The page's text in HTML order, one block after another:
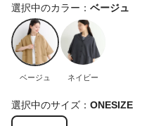
選択中のカラー： ベージュ
ベージュ ネイビー
選択中のサイズ： ONESIZE